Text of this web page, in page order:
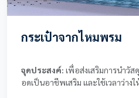
กระเป๋าจากไหมพรม
จุดประสงค์: เพื่อส่งเสริมการนำวั
อดเป็นอาชีพเสริม และใช้เวลาว่างให้เกิดประโยชน์และสร้างผลงาน